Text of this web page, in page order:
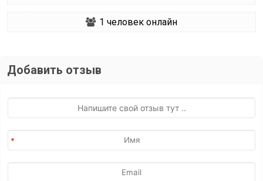
1 человек онлайн
Добавить отзыв